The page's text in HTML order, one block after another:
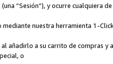
“Sesión”), y ocurre cualquiera
nuestra herramienta 1-
añadirlo a su carrito de compras
o